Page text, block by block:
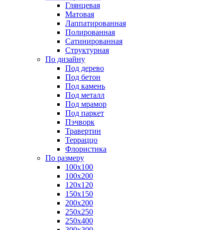
Глянцевая
Матовая
Лаппатированная
Полированная
Сатинированная
Структурная
По дизайну
Под дерево
Под бетон
Под камень
Под металл
Под мрамор
Под паркет
Пэчворк
Травертин
Терраццо
Флористика
По размеру
100х100
100х200
120х120
150х150
200х200
250х250
250х400